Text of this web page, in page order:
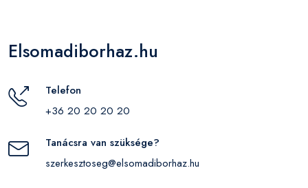
Elsomadiborhaz.hu
Telefon
+36 20 20 20 20
Tanácsra van szüksége?
szerkesztoseg@elsomadiborhaz.hu